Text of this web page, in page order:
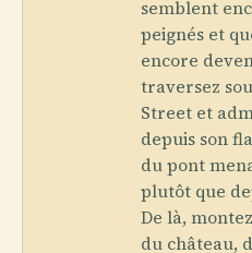
semblent
peignés et
encore
traversez
Street et
depuis son
du pont
plutôt que
De là,
du château,